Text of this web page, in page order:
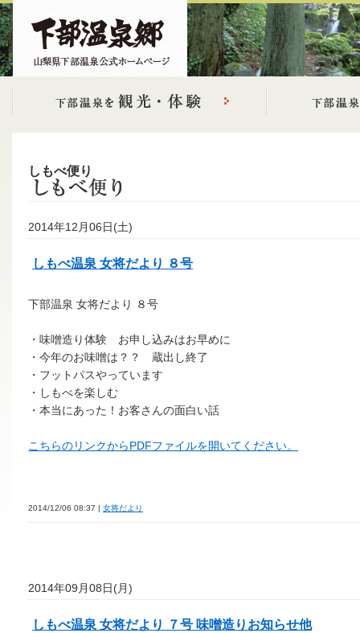
しもべ便り
2014年12月06日(土)
しもべ温泉 女将だより ８号
下部温泉 女将だより ８号
・味噌造り体験 お申し込みはお早めに
・今年のお味噌は？？ 蔵出し終了
・フットパスやっています
・しもべを楽しむ
・本当にあった！お客さんの面白い話
こちらのリンクからPDFファイルを開いてください。
2014/12/06 08:37 | 女将だより
2014年09月08日(月)
しもべ温泉 女将だより ７号 味噌造りお知らせ他